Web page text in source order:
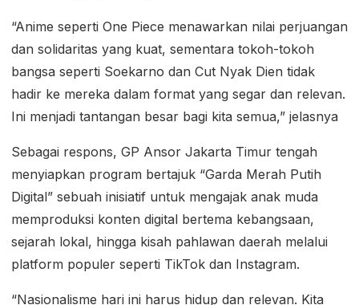
“Anime seperti One Piece menawarkan nilai perjuangan
dan solidaritas yang kuat, sementara tokoh-tokoh
bangsa seperti Soekarno dan Cut Nyak Dien tidak
hadir ke mereka dalam format yang segar dan relevan.
Ini menjadi tantangan besar bagi kita semua,” jelasnya
Sebagai respons, GP Ansor Jakarta Timur tengah
menyiapkan program bertajuk “Garda Merah Putih
Digital” sebuah inisiatif untuk mengajak anak muda
memproduksi konten digital bertema kebangsaan,
sejarah lokal, hingga kisah pahlawan daerah melalui
platform populer seperti TikTok dan Instagram.
“Nasionalisme hari ini harus hidup dan relevan. Kita